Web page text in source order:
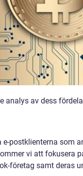
analys av dess
postklienterna som
vi att fokusera
företag samt deras